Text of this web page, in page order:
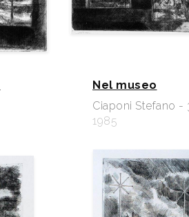
Nel museo
Ciaponi Stefano -
1985